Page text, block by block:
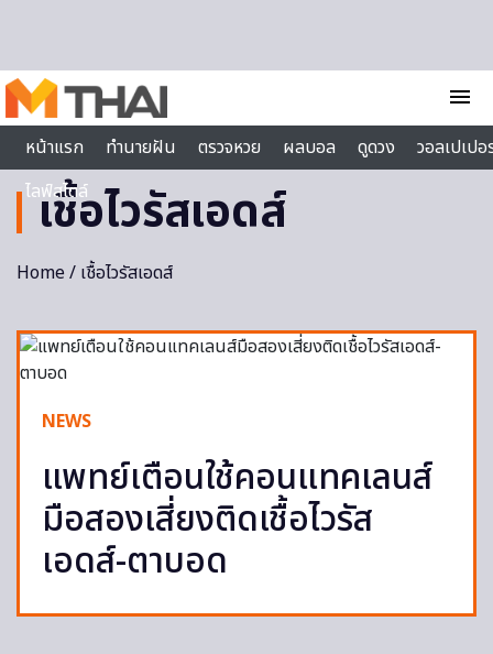
menu
หน้าแรก
ทำนายฝัน ตรวจหวย ผลบอล ดูดวง
วอลเปเป
ไลฟ์สไตล์
เชื้อไวรัสเอดส์
Home/ เชื้อไวรัสเอดส์
NEWS
แพทย์เตือนใช้คอนแทคเลนส์
มือสองเสี่ยงติดเชื้อไวรัส
เอดส์-ตาบอด